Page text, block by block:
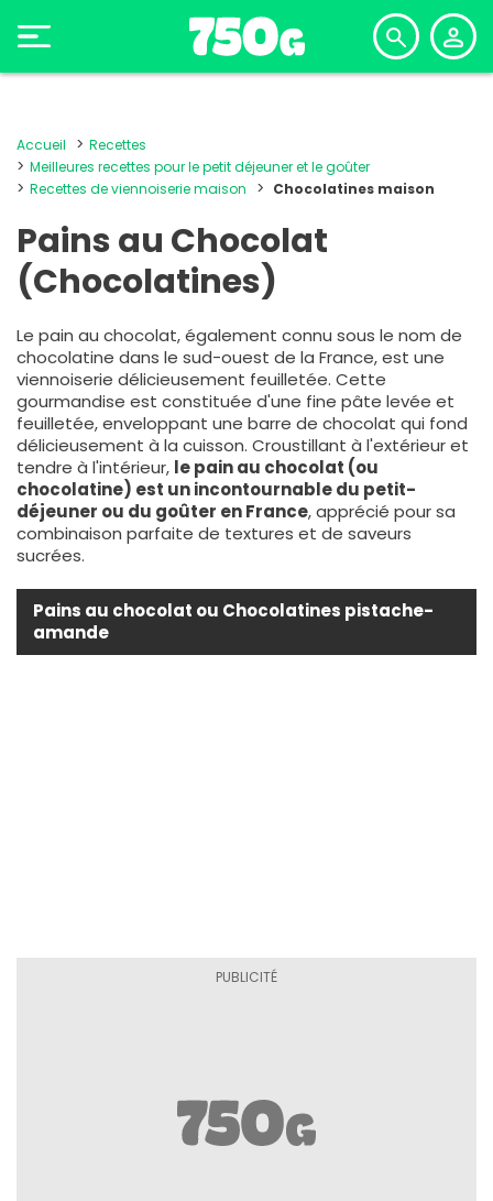
Accueil
Recettes
Meilleures recettes pour le petit déjeuner et le goûter
Recettes de viennoiserie maison
Chocolatines maison
Pains au Chocolat
(Chocolatines)
Le pain au chocolat, également connu sous le nom de
chocolatine dans le sud-ouest de la France, est une
viennoiserie délicieusement feuilletée. Cette
gourmandise est constituée d'une fine pâte levée et
feuilletée, enveloppant une barre de chocolat qui fond
délicieusement à la cuisson. Croustillant à l'extérieur et
tendre à l'intérieur, le pain au chocolat (ou
chocolatine) est un incontournable du petit-
déjeuner ou du goûter en France, apprécié pour sa
combinaison parfaite de textures et de saveurs
sucrées.
Pains au chocolat ou Chocolatines pistache-
amande